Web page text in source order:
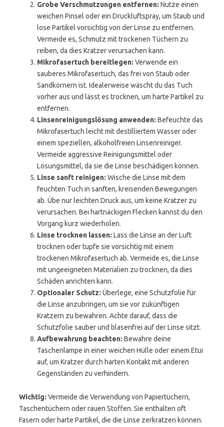
Grobe Verschmutzungen entfernen: Nutze einen
weichen Pinsel oder ein Druckluftspray, um Staub und
lose Partikel vorsichtig von der Linse zu entfernen.
Vermeide es, Schmutz mit trockenen Tüchern zu
reiben, da dies Kratzer verursachen kann.
Mikrofasertuch bereitlegen: Verwende ein
sauberes Mikrofasertuch, das frei von Staub oder
Sandkörnern ist. Idealerweise wäscht du das Tuch
vorher aus und lässt es trocknen, um harte Partikel zu
entfernen.
Linsenreinigungslösung anwenden: Befeuchte das
Mikrofasertuch leicht mit destilliertem Wasser oder
einem speziellen, alkoholfreien Linsenreiniger.
Vermeide aggressive Reinigungsmittel oder
Lösungsmittel, da sie die Linse beschädigen können.
Linse sanft reinigen: Wische die Linse mit dem
feuchten Tuch in sanften, kreisenden Bewegungen
ab. Übe nur leichten Druck aus, um keine Kratzer zu
verursachen. Bei hartnäckigen Flecken kannst du den
Vorgang kurz wiederholen.
Linse trocknen lassen: Lass die Linse an der Luft
trocknen oder tupfe sie vorsichtig mit einem
trockenen Mikrofasertuch ab. Vermeide es, die Linse
mit ungeeigneten Materialien zu trocknen, da dies
Schäden anrichten kann.
Optionaler Schutz: Überlege, eine Schutzfolie für
die Linse anzubringen, um sie vor zukünftigen
Kratzern zu bewahren. Achte darauf, dass die
Schutzfolie sauber und blasenfrei auf der Linse sitzt.
Aufbewahrung beachten: Bewahre deine
Taschenlampe in einer weichen Hülle oder einem Etui
auf, um Kratzer durch harten Kontakt mit anderen
Gegenständen zu verhindern.
Wichtig: Vermeide die Verwendung von Papiertüchern,
Taschentüchern oder rauen Stoffen. Sie enthalten oft
Fasern oder harte Partikel, die die Linse zerkratzen können.